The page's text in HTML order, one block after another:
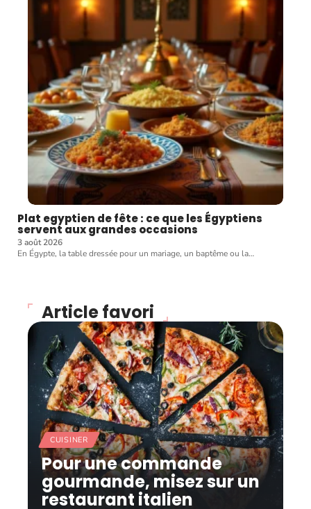
Plat egyptien de fête : ce que les Égyptiens
servent aux grandes occasions
3 août 2026
En Égypte, la table dressée pour un mariage, un baptême ou la…
Article favori
CUISINER
Pour une commande
gourmande, misez sur un
restaurant italien